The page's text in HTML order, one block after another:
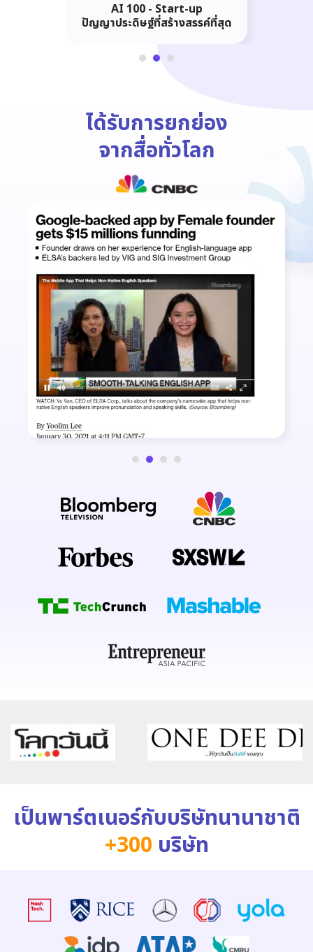
AI 100 - Start-up
ปัญญาประดิษฐ์ที่สร้างสรรค์ที่สุด
ได้รับการยกย่อง
จากสื่อทั่วโลก
เป็นพาร์ตเนอร์กับบริษัทนานาชาติ
+300 บริษัท